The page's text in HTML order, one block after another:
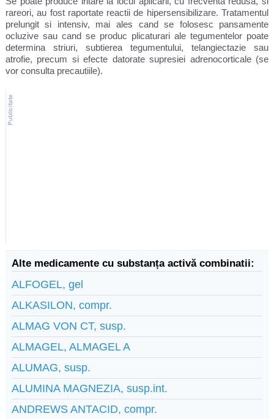
rareori, au fost raportate reactii de hipersensibilizare. Tratamentul
prelungit si intensiv, mai ales cand se folosesc pansamente
ocluzive sau cand se produc plicaturari ale tegumentelor poate
determina striuri, subtierea tegumentului, telangiectazie sau
atrofie, precum si efecte datorate supresiei adrenocorticale (se
vor consulta precautiile).
Alte medicamente cu substanța activă combinatii:
ALFOGEL, gel
ALKASILON, compr.
ALMAG VON CT, susp.
ALMAGEL, ALMAGEL A
ALUMAG, susp.
ALUMINA MAGNEZIA, susp.int.
ANDREWS ANTACID, compr.